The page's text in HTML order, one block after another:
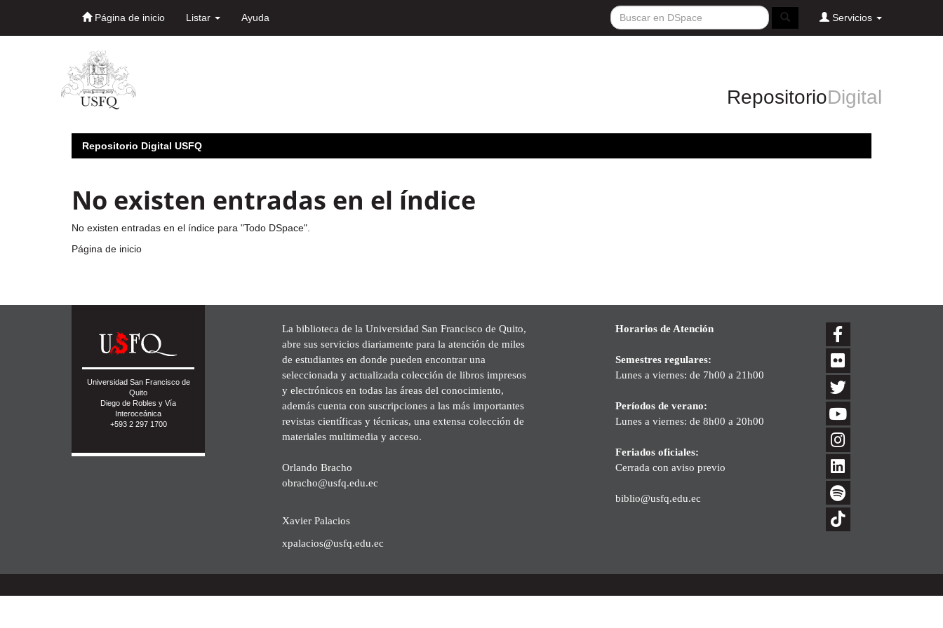
Página de inicio Listar Ayuda Servicios
RepositorioDigital
Repositorio Digital USFQ
No existen entradas en el índice
No existen entradas en el índice para "Todo DSpace".
Página de inicio
Universidad San Francisco de
Quito
Diego de Robles y Vía
Interoceánica
+593 2 297 1700
La biblioteca de la Universidad San Francisco de Quito,
abre sus servicios diariamente para la atención de miles
de estudiantes en donde pueden encontrar una
seleccionada y actualizada colección de libros impresos
y electrónicos en todas las áreas del conocimiento,
además cuenta con suscripciones a las más importantes
revistas científicas y técnicas, una extensa colección de
materiales multimedia y acceso.
Orlando Bracho
obracho@usfq.edu.ec
Xavier Palacios
xpalacios@usfq.edu.ec
Horarios de Atención
Semestres regulares:
Lunes a viernes: de 7h00 a 21h00
Períodos de verano:
Lunes a viernes: de 8h00 a 20h00
Feriados oficiales:
Cerrada con aviso previo
biblio@usfq.edu.ec